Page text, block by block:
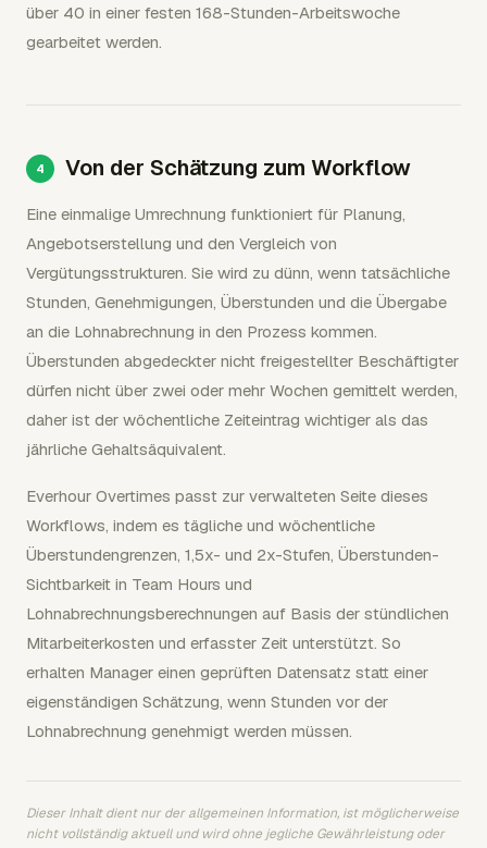
über 40 in einer festen 168-Stunden-Arbeitswoche
gearbeitet werden.
Von der Schätzung zum Workflow
Eine einmalige Umrechnung funktioniert für Planung,
Angebotserstellung und den Vergleich von
Vergütungsstrukturen. Sie wird zu dünn, wenn tatsächliche
Stunden, Genehmigungen, Überstunden und die Übergabe
an die Lohnabrechnung in den Prozess kommen.
Überstunden abgedeckter nicht freigestellter Beschäftigter
dürfen nicht über zwei oder mehr Wochen gemittelt werden,
daher ist der wöchentliche Zeiteintrag wichtiger als das
jährliche Gehaltsäquivalent.
Everhour Overtimes passt zur verwalteten Seite dieses
Workflows, indem es tägliche und wöchentliche
Überstundengrenzen, 1,5x- und 2x-Stufen, Überstunden-
Sichtbarkeit in Team Hours und
Lohnabrechnungsberechnungen auf Basis der stündlichen
Mitarbeiterkosten und erfasster Zeit unterstützt. So
erhalten Manager einen geprüften Datensatz statt einer
eigenständigen Schätzung, wenn Stunden vor der
Lohnabrechnung genehmigt werden müssen.
Dieser Inhalt dient nur der allgemeinen Information, ist möglicherweise
nicht vollständig aktuell und wird ohne jegliche Gewährleistung oder